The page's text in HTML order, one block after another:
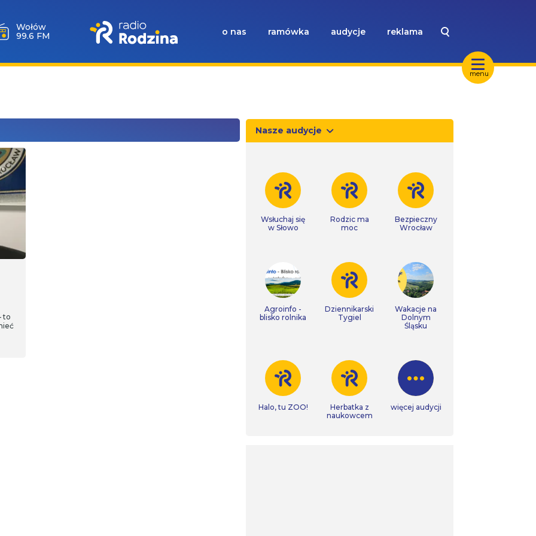
menu
Wołów
99.6 FM
o nas ramówka audycje reklama
to
Nasze audycje
Wsłuchaj się
w Słowo
Rodzic ma
moc
Bezpieczny
Wrocław
Agroinfo -
blisko rolnika
Dziennikarski
Tygiel
Wakacje na
Dolnym
Śląsku
Halo, tu ZOO!
Herbatka z
naukowcem
więcej audycji